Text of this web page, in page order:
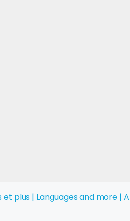
et plus | Languages and more |